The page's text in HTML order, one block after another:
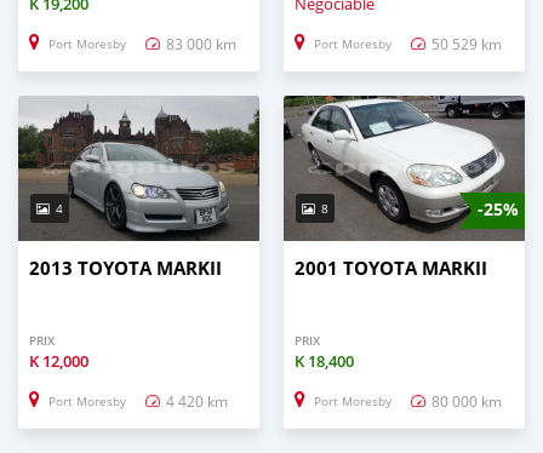
Port Moresby 83 000 km Port Moresby 50 529 km
4
2013 TOYOTA MARKII
PRIX
K 12,000
Port Moresby 4 420 km
-25%
8
2001 TOYOTA MARKII
PRIX
K 18,400
Port Moresby 80 000 km